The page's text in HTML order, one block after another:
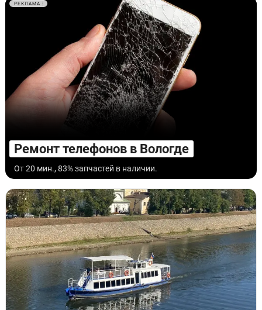
РЕКЛАМА
Ремонт телефонов в Вологде
От 20 мин., 83% запчастей в наличии.